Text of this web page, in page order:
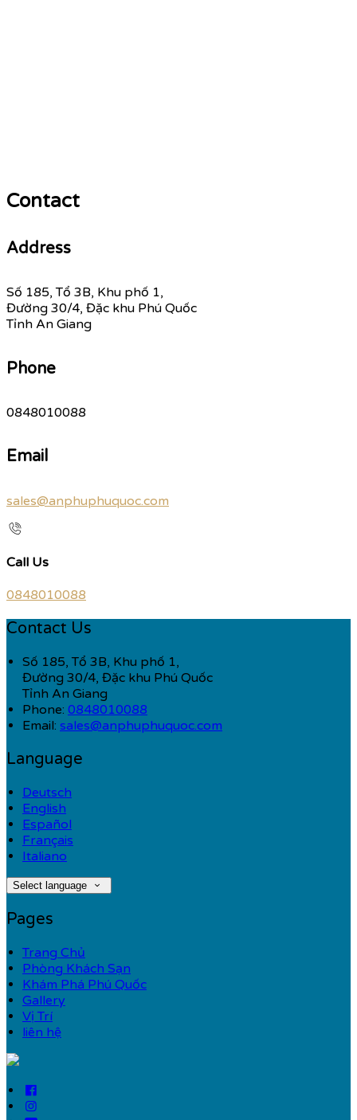
Contact
Address
Số 185, Tổ 3B, Khu phố 1,
Đường 30/4, Đặc khu Phú Quốc
Tỉnh An Giang
Phone
0848010088
Email
sales@anphuphuquoc.com
Call Us
0848010088
Contact Us
Số 185, Tổ 3B, Khu phố 1,
Đường 30/4, Đặc khu Phú Quốc
Tỉnh An Giang
Phone: 0848010088
Email: sales@anphuphuquoc.com
Language
Deutsch
English
Español
Français
Italiano
Select language
Pages
Trang Chủ
Phòng Khách Sạn
Khám Phá Phú Quốc
Gallery
Vị Trí
liên hệ